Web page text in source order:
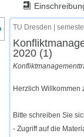
des
TU Dresden |
2020 (1)
Herzlich Willkommen
Bitte schreiben Sie
- Zugriff auf die